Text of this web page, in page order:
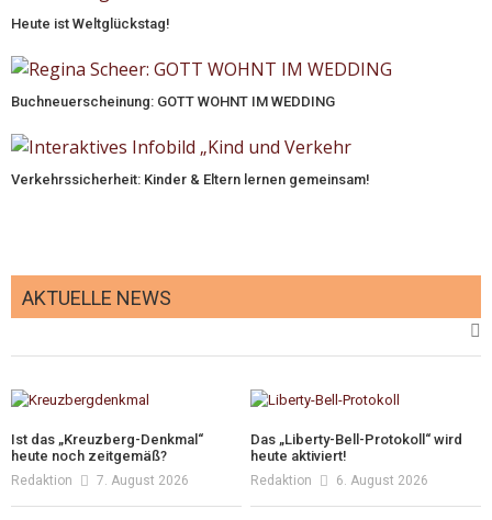
Heute ist Weltglückstag!
Buchneuerscheinung: GOTT WOHNT IM WEDDING
Verkehrssicherheit: Kinder & Eltern lernen gemeinsam!
AKTUELLE NEWS
Ist das „Kreuzberg-Denkmal“
heute noch zeitgemäß?
Redaktion 7. August 2026
Das „Liberty-Bell-Protokoll“ wird
heute aktiviert!
Redaktion 6. August 2026